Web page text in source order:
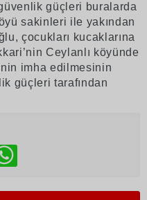
güçleri buralarda
sakinleri ile yakından
çocukları kucaklarına
Ceylanlı köyünde
imha edilmesinin
güçleri tarafından